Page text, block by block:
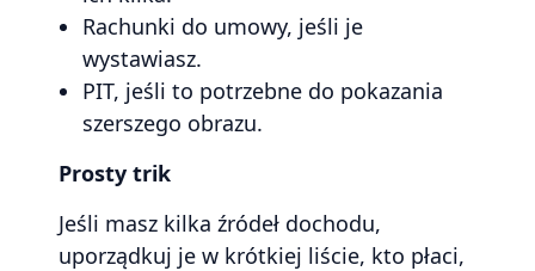
Rachunki do umowy, jeśli je
wystawiasz.
PIT, jeśli to potrzebne do pokazania
szerszego obrazu.
Prosty trik
Jeśli masz kilka źródeł dochodu,
uporządkuj je w krótkiej liście, kto płaci,